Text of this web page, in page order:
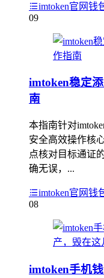
imtoken官网钱
09
imtoken稳定
南
本指南针对
安全高效操作核
点核对目标通证
确无误，...
imtoken官网钱
08
imtoken手机